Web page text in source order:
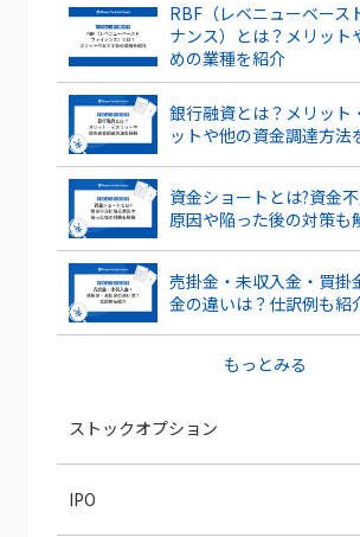
RBF（レベニューベース
ナンス）とは？メリット
めの業種を紹介
銀行融資とは？メリット
ットや他の資金調達方法
資金ショートとは?資金
原因や陥った後の対策も
売掛金・未収入金・買掛
金の違いは？仕訳例も紹
もっとみる
ストックオプション
IPO